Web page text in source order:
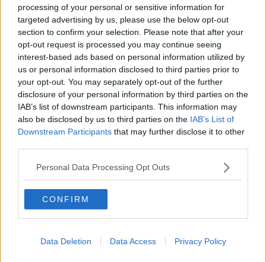
processing of your personal or sensitive information for
targeted advertising by us, please use the below opt-out
section to confirm your selection. Please note that after your
opt-out request is processed you may continue seeing
interest-based ads based on personal information utilized by
us or personal information disclosed to third parties prior to
your opt-out. You may separately opt-out of the further
disclosure of your personal information by third parties on the
IAB’s list of downstream participants. This information may
also be disclosed by us to third parties on the IAB’s List of
Downstream Participants that may further disclose it to other
Personal Data Processing Opt Outs
CONFIRM
Data Deletion Data Access Privacy Policy
Adultescenza
Homo imbecillis
​4 anni di Blog
Quando il silenzio è aggressivo
​Il passato, questo conosciuto!
​Clima ballerino e sbalzi d’umore
La maternità
​L’uomo o l’orso?
Non hanno un amico a teatro​
​Tutta una questione di rispetto
​Cose che ci esauriscono
​Vespa che passione!
​Lasciate ai vostri figli il diritto di piangere
​Parole d’amore regalate al vento
​Essere genitori di un adolescente
​Giornata del Fiocchetto Lilla
​Venerdì emozionalmente sostenibile
Ma ti ascolti?
Non dare niente per scontato